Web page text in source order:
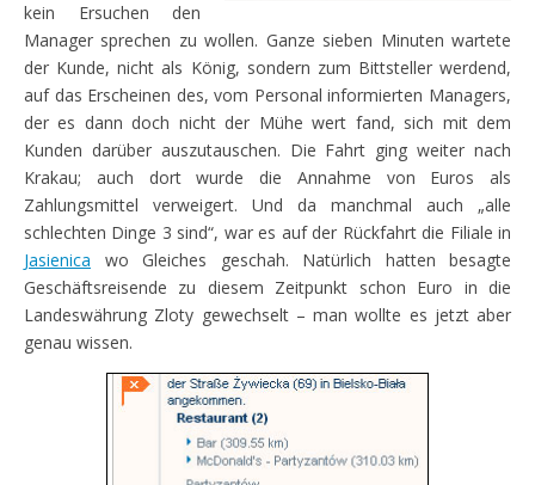
kein Ersuchen den
Manager sprechen zu wollen. Ganze sieben Minuten wartete
der Kunde, nicht als König, sondern zum Bittsteller werdend,
auf das Erscheinen des, vom Personal informierten Managers,
der es dann doch nicht der Mühe wert fand, sich mit dem
Kunden darüber auszutauschen. Die Fahrt ging weiter nach
Krakau; auch dort wurde die Annahme von Euros als
Zahlungsmittel verweigert. Und da manchmal auch „alle
schlechten Dinge 3 sind“, war es auf der Rückfahrt die Filiale in
Jasienica wo Gleiches geschah. Natürlich hatten besagte
Geschäftsreisende zu diesem Zeitpunkt schon Euro in die
Landeswährung Zloty gewechselt – man wollte es jetzt aber
genau wissen.